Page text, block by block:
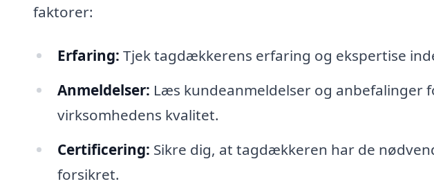
faktorer:
Erfaring: Tjek tagdækkerens erfaring og ekspertise
Anmeldelser: Læs kundeanmeldelser og anbefalinger
virksomhedens kvalitet.
Certificering: Sikre dig, at tagdækkeren har de
forsikret.